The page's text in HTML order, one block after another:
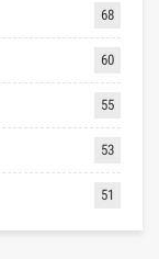
68
60
55
53
51